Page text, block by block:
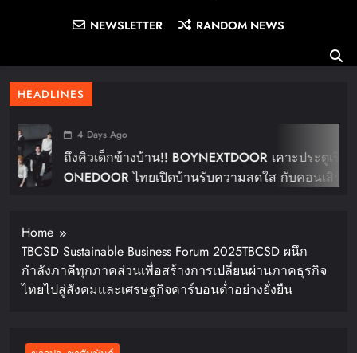
NEWSLETTER RANDOM NEWS
HEADLINES
4 Days Ago
ถึงคิวเด็กข้างบ้าน!! BOYNEXTDOOR เคาะประตูเรียก
ONEDOOR ไทยเปิดบ้านรับความสดใส กับคอนเสิร์ต
Home
TBCSD Sustainable Business Forum 2025TBCSD ผนึก
กำลังภาคีทุกภาคส่วนเพื่อสร้างการเปลี่ยนผ่านภาคธุรกิจ
ไทยไปสู่สังคมและเศรษฐกิจคาร์บอนต่ำอย่างยั่งยืน